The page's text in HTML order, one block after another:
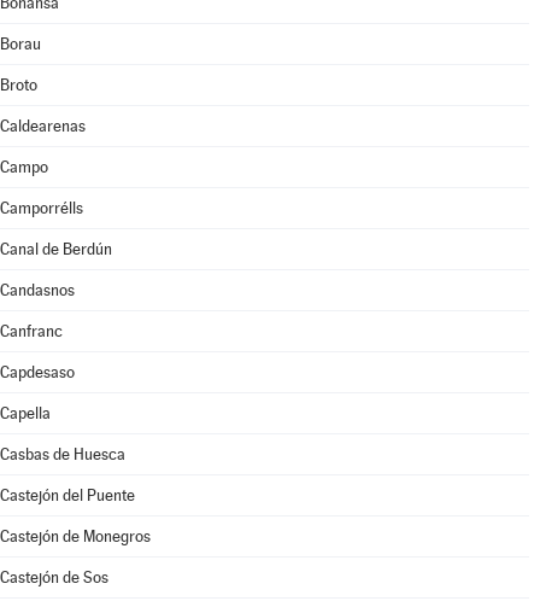
Borau
Broto
Caldearenas
Campo
Camporrélls
Canal de Berdún
Candasnos
Canfranc
Capdesaso
Capella
Casbas de Huesca
Castejón del Puente
Castejón de Monegros
Castejón de Sos